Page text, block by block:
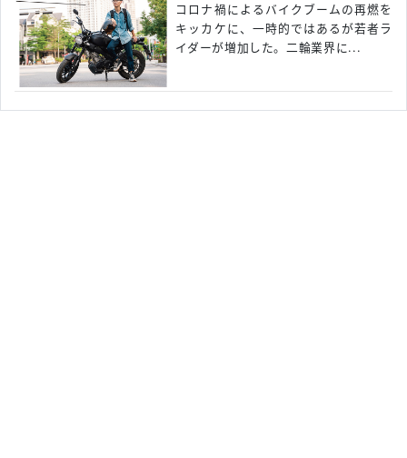
コロナ禍によるバイクブームの再燃を
キッカケに、一時的ではあるが若者ラ
イダーが増加した。二輪業界に...